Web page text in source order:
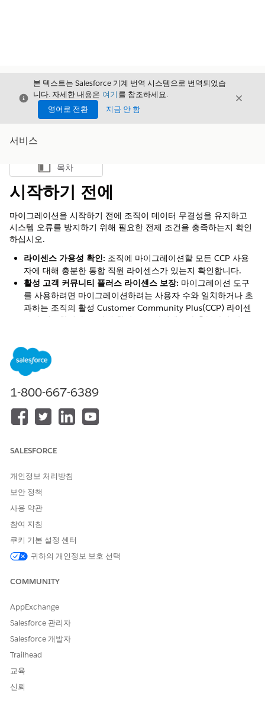
닫기
본 텍스트는 Salesforce 기계 번역 시스템으로 번역되었습
니다. 자세한 내용은 여기 를 참조하세요.
영어로 전환
지금 안 함
닫기
서비스
목차 표시
목차
시작하기 전에
마이그레이션을 시작하기 전에 조직이 데이터 무결성을 유지하고
시스템 오류를 방지하기 위해 필요한 전제 조건을 충족하는지 확인
하십시오.
라이센스 가용성 확인: 조직에 마이그레이션할 모든 CCP 사용
자에 대해 충분한 통합 직원 라이센스가 있는지 확인합니다.
활성 고객 커뮤니티 플러스 라이센스 보장: 마이그레이션 도구
를 사용하려면 마이그레이션하려는 사용자 수와 일치하거나 초
과하는 조직의 활성 Customer Community Plus(CCP) 라이센
스가 필요합니다. 조직에 활성 CCP 라이센스가 충분하지 않은
가하고 마이그레이션이 완료되면 제거합니다.
공유 모델을 비공개로 설정합니다.
대한 기본 외부 공유 모델을 비공개로 설정합니다.
해 Workday, Okta 또는 Azure와 같은 시스템 간의 모든 활성
직원 데이터 동기화 작업을
목표 프로필 만들기:
Sandbox에서 테스트:
권한 집합 준비:
권한 집합 또는 권한 집합 그룹을 만듭니다.
이 기사를 통해 문제를 해결했습니까?
개선을 위한 의견을 보내주세요.
1-800-667-6389
SALESFORCE
개인정보 처리방침
보안 정책
사용 약관
참여 지침
쿠키 기본 설정 센터
귀하의 개인정보 보호 선택
COMMUNITY
AppExchange
Salesforce 관리자
Salesforce 개발자
Trailhead
교육
신뢰